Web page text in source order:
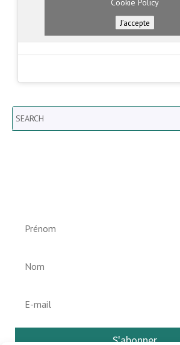
J’accepte
Search
S'abonner